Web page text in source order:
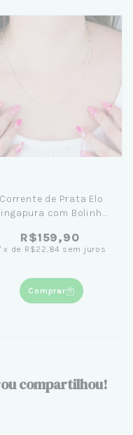
Corrente de Prata Elo
com Bolinha
R$159,90
x de R$22,84 sem juros
Comprar
compartilhou!